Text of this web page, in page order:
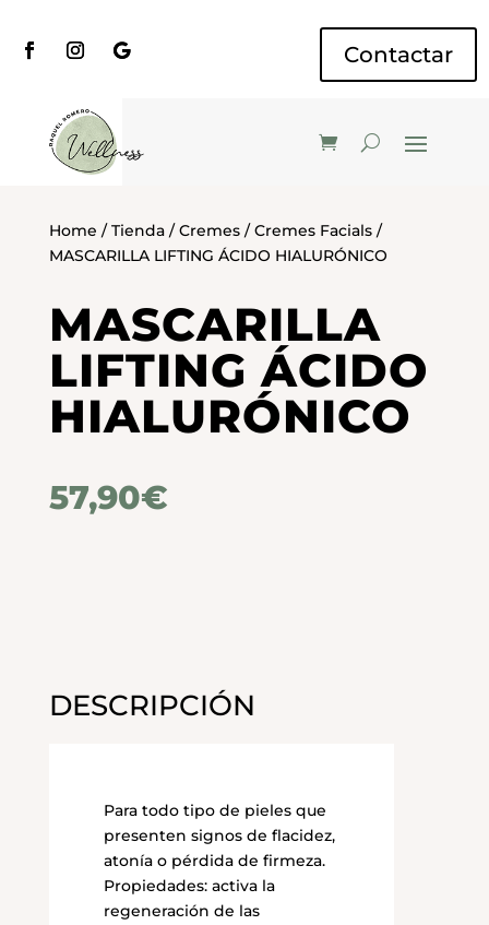
Contactar
Home /Tienda/Cremes/Cremes Facials/
MASCARILLA LIFTING ÁCIDO HIALURÓNICO
MASCARILLA
LIFTING ÁCIDO
HIALURÓNICO
57,90€
DESCRIPCIÓN
Para todo tipo de pieles que
presenten signos de flacidez,
atonía o pérdida de firmeza.
Propiedades: activa la
regeneración de las